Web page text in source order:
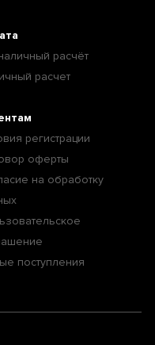
расчёт
расчет
регистрации
оферты
на обработку
поступления